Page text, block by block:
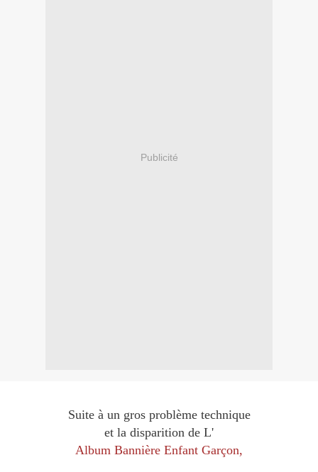
Publicité
Suite à un gros problème technique
et la disparition de L'
Album Bannière Enfant Garçon,